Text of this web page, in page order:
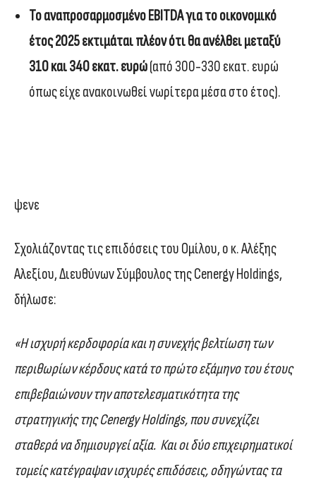
Το αναπροσαρμοσμένο EBITDA για το οικονομικό
έτος 2025 εκτιμάται πλέον ότι θα ανέλθει μεταξύ
310 και 340 εκατ. ευρώ(από 300-330 εκατ. ευρώ
όπως είχε ανακοινωθεί νωρίτερα μέσα στο έτος).
ψενε
Σχολιάζοντας τις επιδόσεις του Ομίλου, ο κ. Αλέξης
Αλεξίου, Διευθύνων Σύμβουλος της Cenergy Holdings,
δήλωσε:
«Η ισχυρή κερδοφορία και η συνεχής βελτίωση των
περιθωρίων κέρδους κατά το πρώτο εξάμηνο του έτους
επιβεβαιώνουν την αποτελεσματικότητα της
στρατηγικής της Cenergy Holdings, που συνεχίζει
σταθερά να δημιουργεί αξία. Και οι δύο επιχειρηματικοί
τομείς κατέγραψαν ισχυρές επιδόσεις, οδηγώντας τα